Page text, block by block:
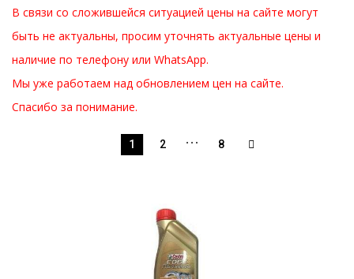
В связи со сложившейся ситуацией цены на сайте могут
быть не актуальны, просим уточнять актуальные цены и
наличие по телефону или WhatsApp.
Мы уже работаем над обновлением цен на сайте.
Спасибо за понимание.
1 2 … 8